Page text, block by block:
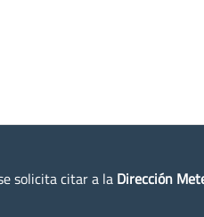
solicita citar a la Dirección